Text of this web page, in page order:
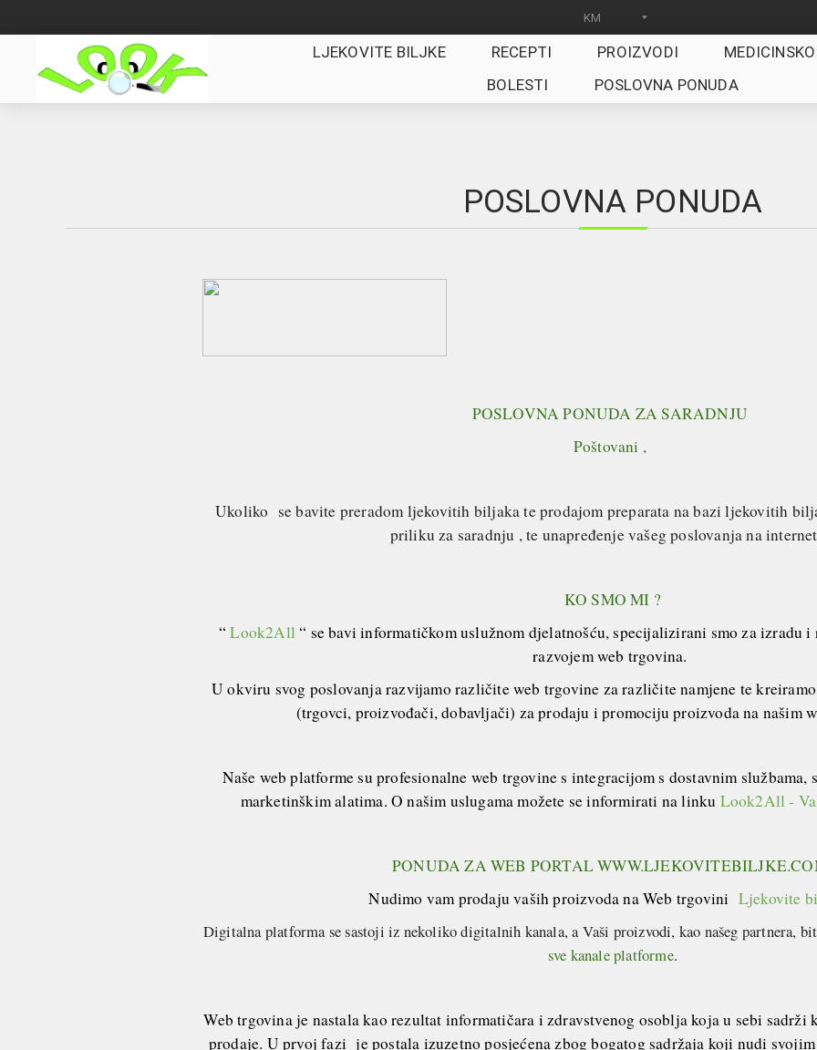
LJEKOVITE BILJKE RECEPTI PROIZVODI
BOLESTI
POSLOVNA PONUDA
POSLOVNA PONUDA
POSLOVNA PONUDA ZA SARADNJU
Poštovani ,
Ukoliko se bavite preradom ljekovitih biljaka te prodajom preparata na bazi ljekovitih
priliku za saradnju , te unapređenje vašeg poslovanja na
KO SMO MI ?
“Look2All“ se bavi informatičkom uslužnom djelatnošću, specijalizirani smo za izradu i
razvojem web trgovina.
U okviru svog poslovanja razvijamo različite web trgovine za različite namjene te
(trgovci, proizvođači, dobavljači) za prodaju i promociju proizvoda na našim
Naše web platforme su profesionalne web trgovine s integracijom s dostavnim službama,
marketinškim alatima. O našim uslugama možete se informirati na linku Look2All -
PONUDA ZA WEB PORTAL
Nudimo vam prodaju vaših proizvoda na Web trgovini Ljekovite
Digitalna platforma se sastoji iz nekoliko digitalnih kanala, a Vaši proizvodi, kao našeg partnera,
sve kanale platforme.
Web trgovina je nastala kao rezultat informatičara i zdravstvenog osoblja koja u sebi sadrži
prodaje. U prvoj fazi je postala izuzetno posjećena zbog bogatog sadržaja koji nudi